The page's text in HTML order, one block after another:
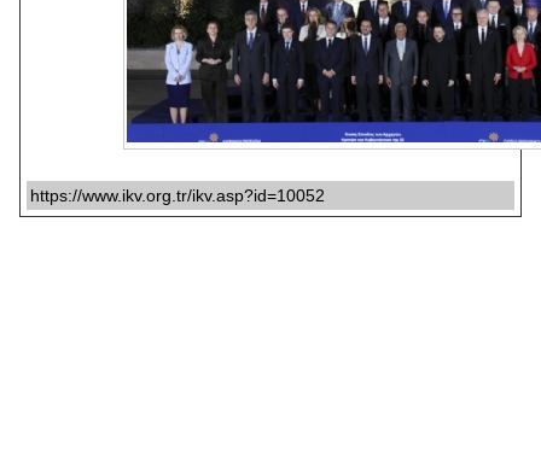
https://www.ikv.org.tr/ikv.asp?id=10052